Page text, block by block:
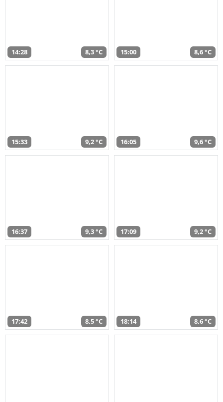
14:28 8,3 °C 15:00 8,6 °C
15:33 9,2 °C 16:05 9,6 °C
16:37 9,3 °C 17:09 9,2 °C
17:42 8,5 °C 18:14 8,6 °C